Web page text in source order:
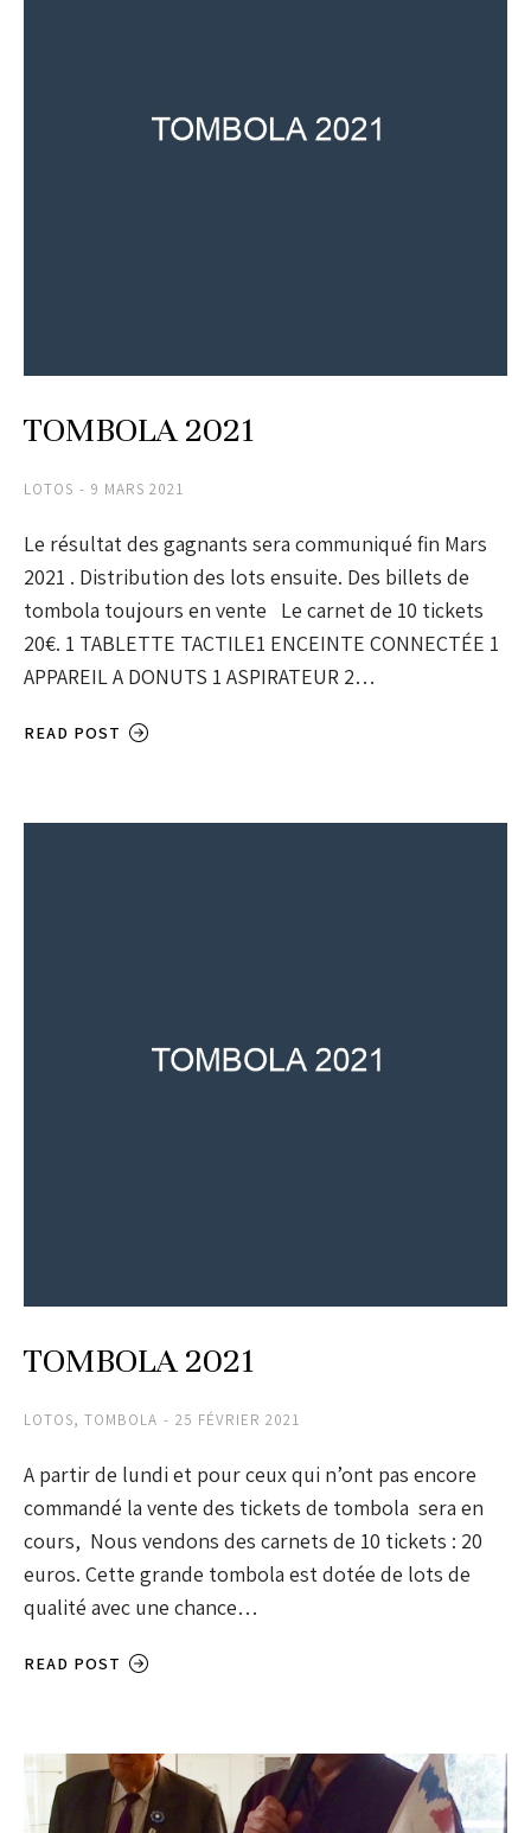
TOMBOLA 2021
LOTOS 9 MARS 2021
Le résultat des gagnants sera communiqué fin Mars
2021 . Distribution des lots ensuite. Des billets de
tombola toujours en vente Le carnet de 10 tickets
20€. 1 TABLETTE TACTILE1 ENCEINTE CONNECTÉE 1
APPAREIL A DONUTS 1 ASPIRATEUR 2…
READ POST
TOMBOLA 2021
LOTOS, TOMBOLA 25 FÉVRIER 2021
A partir de lundi et pour ceux qui n’ont pas encore
commandé la vente des tickets de tombola sera en
cours, Nous vendons des carnets de 10 tickets : 20
euros. Cette grande tombola est dotée de lots de
qualité avec une chance…
READ POST